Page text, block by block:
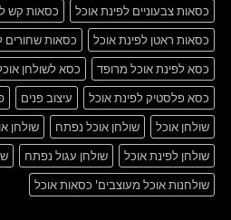
כסאות צבעוניים לפינת אוכל
כסאות קש
כסאות ראטן לפינת אוכל
כסאות שחורים
כסא לפינת אוכל מרופד
כסא לשולחן
כסא פלסטיק לפינת אוכל
עיצוב פנים
שולחן אוכל
שולחן אוכל נפתח שולחן
שולחן לפינת אוכל
שולחן עגול נפתח
שולחנות אוכל מעוצבים' כסאות אוכל